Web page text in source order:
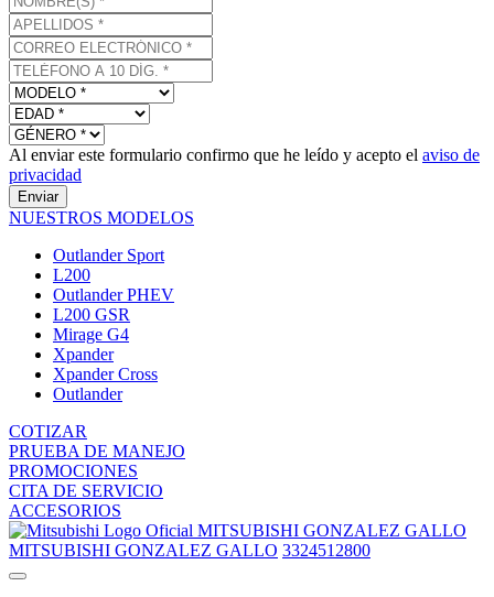
Al enviar este formulario confirmo que he leído y acepto el aviso de
privacidad
Enviar
NUESTROS MODELOS
Outlander Sport
L200
Outlander PHEV
L200 GSR
Mirage G4
Xpander
Xpander Cross
Outlander
COTIZAR
PRUEBA DE MANEJO
PROMOCIONES
CITA DE SERVICIO
ACCESORIOS
MITSUBISHI GONZALEZ GALLO
MITSUBISHI GONZALEZ GALLO 3324512800